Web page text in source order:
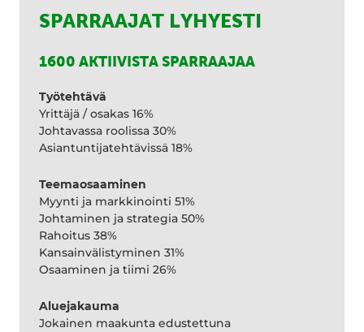
SPARRAAJAT LYHYESTI
1600 AKTIIVISTA SPARRAAJAA
Työtehtävä
Yrittäjä / osakas 16%
Johtavassa roolissa 30%
Asiantuntijatehtävissä 18%
Teemaosaaminen
Myynti ja markkinointi 51%
Johtaminen ja strategia 50%
Rahoitus 38%
Kansainvälistyminen 31%
Osaaminen ja tiimi 26%
Aluejakauma
Jokainen maakunta edustettuna